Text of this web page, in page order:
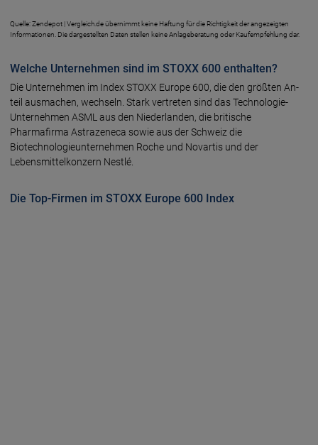
Quelle: Zendepot | Vergleich.de übernimmt keine Haftung für die Richtigkeit der angezeigten
Informationen. Die dargestellten Daten stellen keine Anlageberatung oder Kaufempfehlung dar.
Welche Unternehmen sind im STOXX 600 enthalten?
Die Unternehmen im Index STOXX Europe 600, die den größ­ten An­
teil aus­machen, wechseln. Stark ver­tre­ten sind das Technologie-
Unternehmen ASML aus den Nieder­landen, die britische
Pharmafirma Astrazeneca sowie aus der Schweiz die
Biotechnologieunternehmen Roche und Novartis und der
Lebensmittelkon­zern Nest­lé.
Die Top-Firmen im STOXX Europe 600 Index